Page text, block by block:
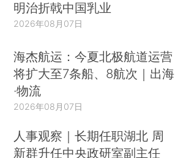
明治折戟中国乳业
2026年08月07日
海杰航运：今夏北极航道运营
将扩大至7条船、8航次｜出海
·物流
2026年08月07日
人事观察｜长期任职湖北 周
新群升任中央政研室副主任